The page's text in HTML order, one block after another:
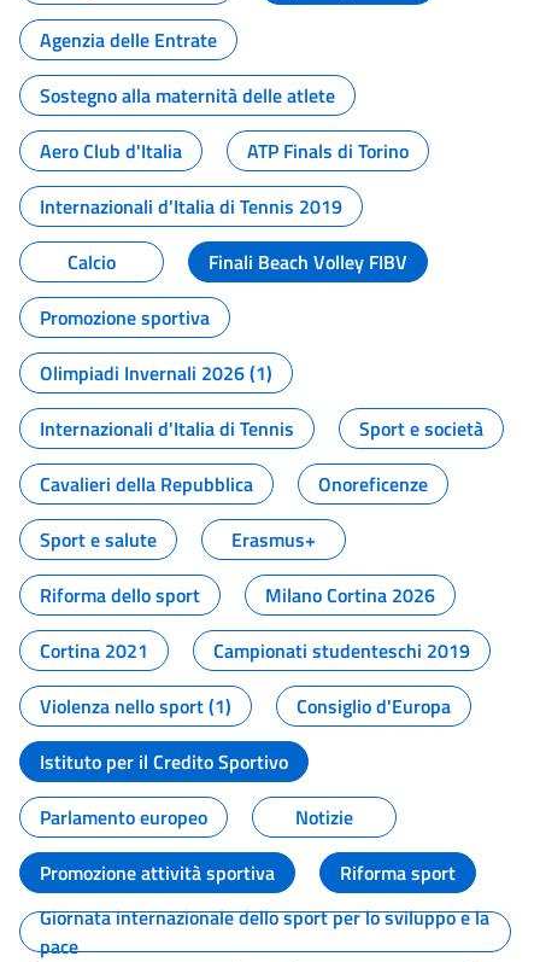
Agenzia delle Entrate
Sostegno alla maternità delle atlete
Aero Club d'Italia
ATP Finals di Torino
Internazionali d'Italia di Tennis 2019
Calcio
Finali Beach Volley FIBV
Promozione sportiva
Olimpiadi Invernali 2026 (1)
Internazionali d'Italia di Tennis
Sport e società
Cavalieri della Repubblica
Onoreficenze
Sport e salute
Erasmus+
Riforma dello sport
Milano Cortina 2026
Cortina 2021
Campionati studenteschi 2019
Violenza nello sport (1)
Consiglio d'Europa
Istituto per il Credito Sportivo
Parlamento europeo
Notizie
Promozione attività sportiva
Riforma sport
Giornata internazionale dello sport per lo sviluppo e la
pace